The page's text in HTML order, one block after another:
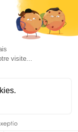
visite...